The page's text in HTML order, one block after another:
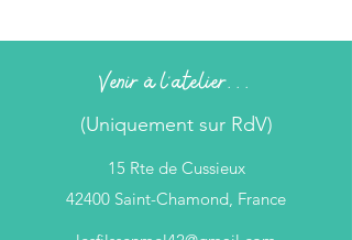
Venir à l'atelier...
(Uniquement sur RdV)
15 Rte de Cussieux
42400 Saint-Chamond, France